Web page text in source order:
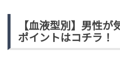
「3万は包みなさい
【血液型別】男性
ポイントはコチラ！